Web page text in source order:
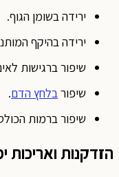
ירידה בשומן הגוף.
ירידה בהיקף
שיפור ברגישות
שיפורבלחץ הדם.
שיפור ברמות
הזדקנות ואריכות